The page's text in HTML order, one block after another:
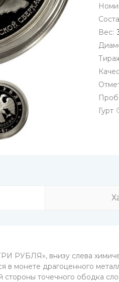
Вес:
Гурт
РУБЛЯ», внизу слева
в монете драгоценного
стороны точечного ободка